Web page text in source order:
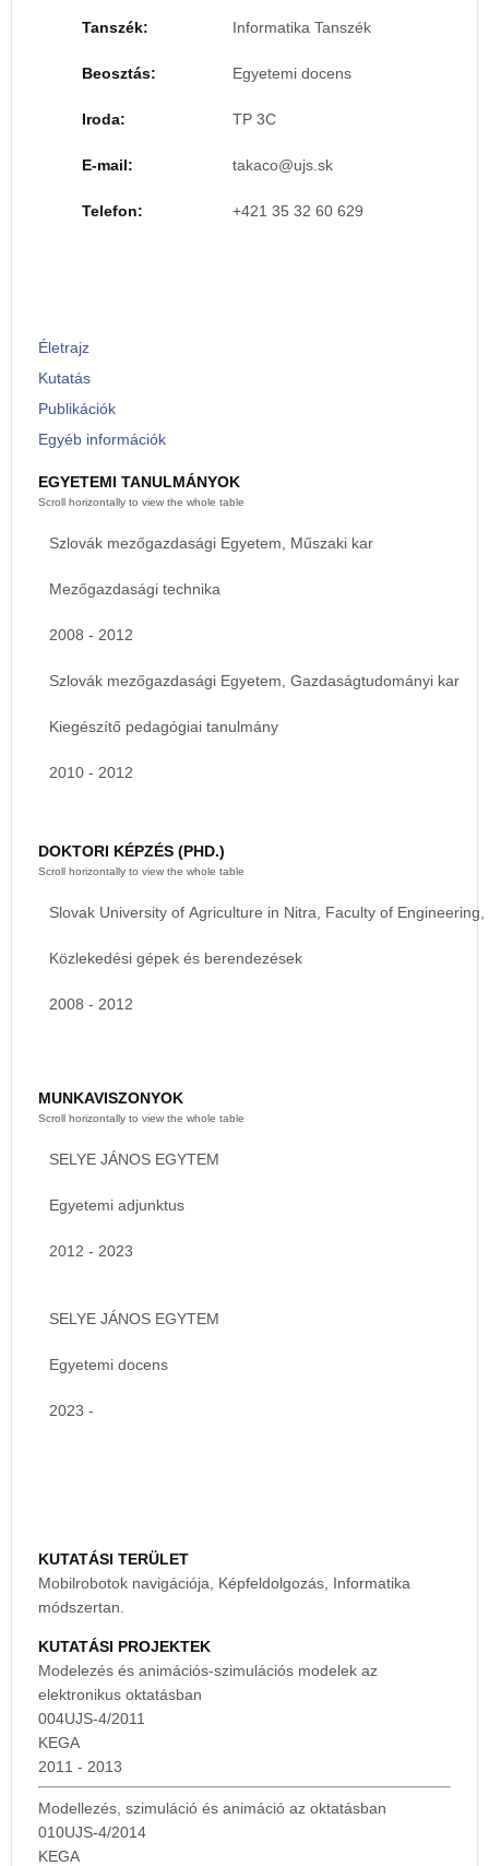
Tanszék: Informatika Tanszék
Beosztás: Egyetemi docens
Iroda: TP 3C
E-mail:
Telefon: +421 35 32 60 629
Életrajz
Kutatás
Publikációk
Egyéb információk
EGYETEMI TANULMÁNYOK
Szlovák mezőgazdasági Egyetem, Műszaki kar
Mezőgazdasági technika
2008 - 2012
Szlovák mezőgazdasági Egyetem, Gazdaságtudományi kar
Kiegészítő pedagógiai tanulmány
2010 - 2012
DOKTORI KÉPZÉS (PHD.)
Slovak University of Agriculture in Nitra, Faculty of Engineering,
Közlekedési gépek és berendezések
2008 - 2012
MUNKAVISZONYOK
SELYE JÁNOS EGYTEM
Egyetemi adjunktus
2012 - 2023
SELYE JÁNOS EGYTEM
Egyetemi docens
2023 -
KUTATÁSI TERÜLET
Mobilrobotok navigációja, Képfeldolgozás, Informatika
módszertan.
KUTATÁSI PROJEKTEK
Modelezés és animációs-szimulációs modelek az
elektronikus oktatásban
004UJS-4/2011
KEGA
2011 - 2013
Modellezés, szimuláció és animáció az oktatásban
010UJS-4/2014
KEGA